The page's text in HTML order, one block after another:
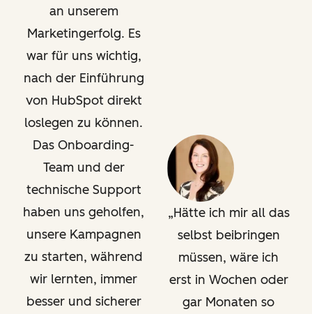
an unserem
Marketingerfolg. Es
war für uns wichtig,
nach der Einführung
von HubSpot direkt
loslegen zu können.
Das Onboarding-
Team und der
technische Support
haben uns geholfen,
unsere Kampagnen
zu starten, während
wir lernten, immer
besser und sicherer
Hätte ich mir all das
selbst beibringen
müssen, wäre ich
erst in Wochen oder
gar Monaten so